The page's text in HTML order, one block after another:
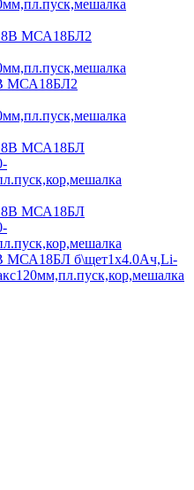
МСА18БЛ2
МСА18БЛ б\щет1х4.0Ач,Li-